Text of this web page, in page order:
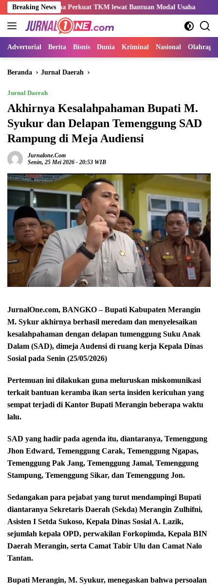
Langsung
ke
konten
Breaking News
Rama Perkuat TKM lewat Bantuan Modal Usaha Kemnaker
Advertorial Berita Bisnis Dunia Kriminal Nasional Olahraga
Beranda Jurnal Daerah
Jurnal Daerah
Akhirnya Kesalahpahaman Bupati M.
Syukur dan Delapan Temenggung SAD
Rampung di Meja Audiensi
Jurnalone.com
Senin, 25 Mei 2026 - 20:53 WIB
JurnalOne.com, BANGKO – Bupati Kabupaten Merangin
M. Sykur akhirnya berhasil meredam dan menyelesaikan
kesalahpahaman dengan delapan tumenggung Suku Anak
Dalam (SAD), dimeja Audensi di ruang kerja Kepala Dinas
Sosial pada Senin (25/05/2026)
Pertemuan ini dilakukan guna meluruskan miskomunikasi
terkait bantuan keramba ikan serta insiden kericuhan yang
sempat terjadi di Kantor Bupati Merangin beberapa waktu
lalu.
SAD yang hadir pada agenda itu, diantaranya, Temenggung
Jhon Edward, Temenggung Carak, Temenggung Ngapas,
Temenggung Pak Jang, Temenggung Jamal, Temenggung
Stampung, Temenggung Sikar, dan Temenggung Jon.
Sedangakan para pejabat yang turut mendampingi Bupati
diantaranya Sekretaris Daerah (Sekda) Merangin Zulhifni,
Asisten I Setda Sukoso, Kepala Dinas Sosial A. Lazik,
sejumlah kepala OPD, perwakilan Forkopimda, Kepala BIN
Daerah Merangin, serta Camat Tabir Ulu dan Camat Nalo
Tantan.
Bupati Merangin, M. Syukur, menegaskan bahwa persoalan